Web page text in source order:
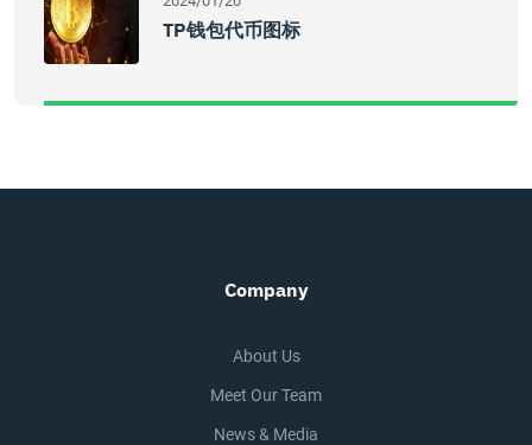
TP钱包代币图标
Company
About Us
Meet Our Team
News & Media